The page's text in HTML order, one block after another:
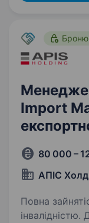
Import
80 000 –
АПІС
Повна